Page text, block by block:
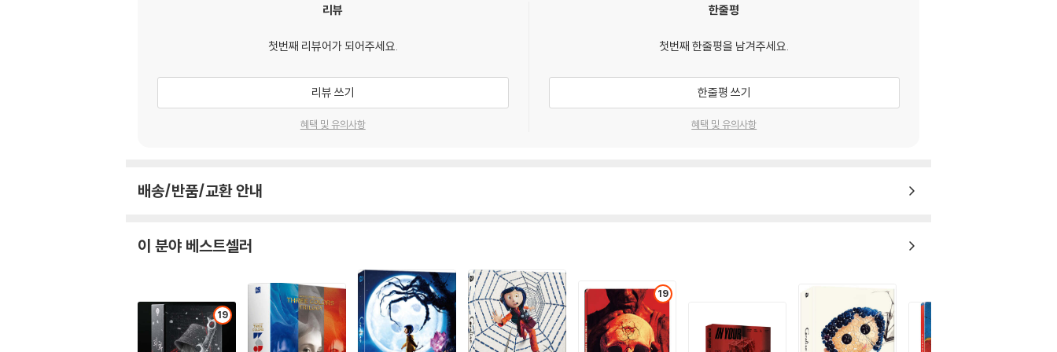
리뷰
첫번째 리뷰어가 되어주세요.
리뷰 쓰기
혜택 및 유의사항
한줄평
첫번째 한줄평을 남겨주세요.
한줄평 쓰기
혜택 및 유의사항
배송/반품/교환 안내
이 분야 베스트셀러
19
19